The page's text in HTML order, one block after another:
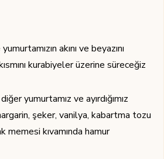
akını ve beyazını
kurabiyeler üzerine süreceğiz
yumurtamız ve ayırdığımız
şeker, vanilya, kabartma tozu
memesi kıvamında hamur